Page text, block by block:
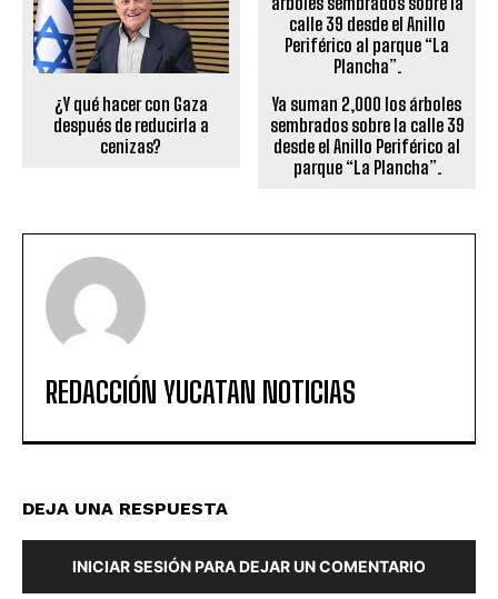
¿Y qué hacer con Gaza
después de reducirla a
cenizas?
Ya suman 2,000 los árboles
sembrados sobre la calle 39
desde el Anillo Periférico al
parque “La Plancha”.
REDACCIÓN YUCATAN NOTICIAS
DEJA UNA RESPUESTA
INICIAR SESIÓN PARA DEJAR UN COMENTARIO